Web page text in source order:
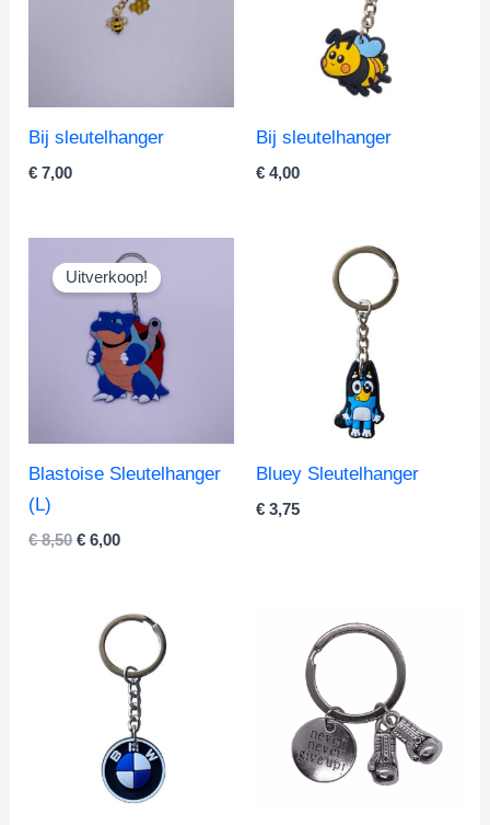
Bij sleutelhanger
€ 7,00
Bij sleutelhanger
€ 4,00
Uitverkoop!
Blastoise Sleutelhanger
(L)
€8,50 Oorspronkelijke
€ 6,00Huidige
Bluey Sleutelhanger
€ 3,75